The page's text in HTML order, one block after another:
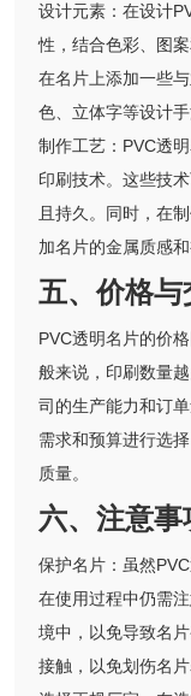
设计元素：在设计
性，结合色彩、图
在名片上添加一些
色、立体字等设计
制作工艺：PVC透
印刷技术。这些技
且持久。同时，在
加名片的金属质感和
五、价格与
PVC透明名片的价
般来说，印刷数量
司的生产能力和订
需求和预算进行选
质量。
六、注意事
保护名片：虽然
在使用过程中仍需
境中，以免导致名
接触，以免划伤名片